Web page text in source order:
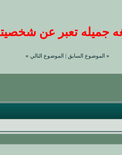
تعبر عن شخصيتك
« الموضوع السابق الموضوع التالي »